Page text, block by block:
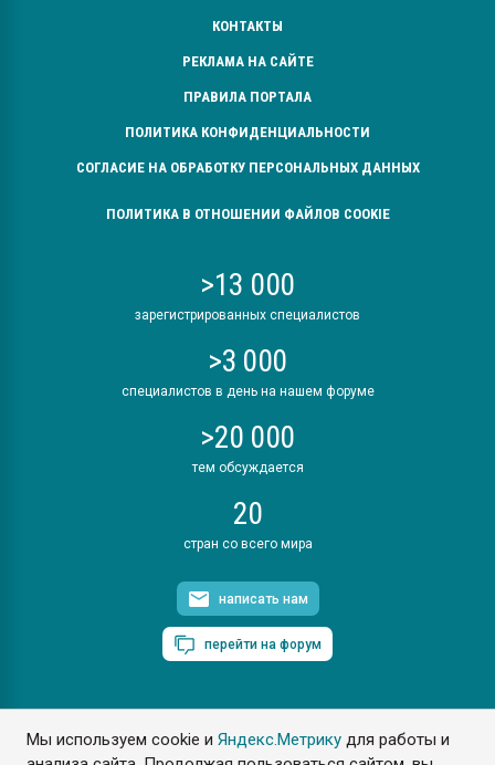
Мы используем cookie иЯндекс.Метрику для работы и
КОНТАКТЫ
РЕКЛАМА НА САЙТЕ
ПРАВИЛА ПОРТАЛА
ПОЛИТИКА КОНФИДЕНЦИАЛЬНОСТИ
СОГЛАСИЕ НА ОБРАБОТКУ ПЕРСОНАЛЬНЫХ ДАННЫХ
ПОЛИТИКА В ОТНОШЕНИИ ФАЙЛОВ COOKIE
>13 000
зарегистрированных специалистов
>3 000
специалистов в день на нашем форуме
>20 000
тем обсуждается
20
стран со всего мира
написать нам
перейти на форум
ПластЭксперт © 2006. Все права защищены